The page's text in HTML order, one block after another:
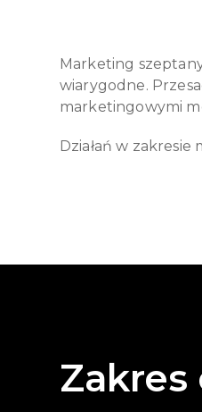
Marketing
wiarygodne.
marketingowymi
Działań w